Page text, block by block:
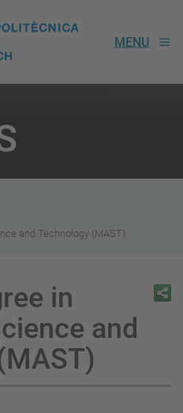
MENU
and Technology (MAST)
in
and